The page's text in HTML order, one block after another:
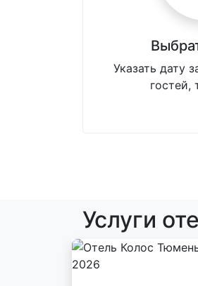
Указать дату
гостей,
Услуги